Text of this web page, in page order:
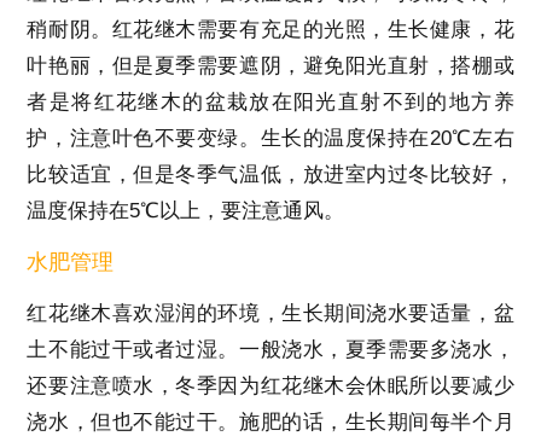
稍耐阴。红花继木需要有充足的光照，生长健康，花
叶艳丽，但是夏季需要遮阴，避免阳光直射，搭棚或
者是将红花继木的盆栽放在阳光直射不到的地方养
护，注意叶色不要变绿。生长的温度保持在20℃左右
比较适宜，但是冬季气温低，放进室内过冬比较好，
温度保持在5℃以上，要注意通风。
水肥管理
红花继木喜欢湿润的环境，生长期间浇水要适量，盆
土不能过干或者过湿。一般浇水，夏季需要多浇水，
还要注意喷水，冬季因为红花继木会休眠所以要减少
浇水，但也不能过干。施肥的话，生长期间每半个月